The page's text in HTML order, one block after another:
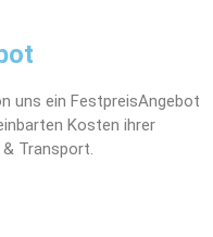
uns ein FestpreisAngebot
Kosten ihrer
Transport.